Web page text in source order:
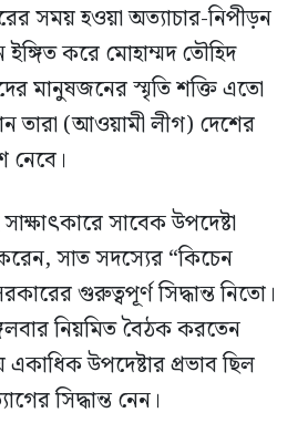
সময় হওয়া অত্যাচার-নিপীড়ন
করে মোহাম্মদ তৌহিদ
মানুষজনের স্মৃতি শক্তি এতো
তারা (আওয়ামী লীগ) দেশের
নেবে।
সাবেক উপদেষ্টা
সাত সদস্যের “কিচেন
গুরুত্বপূর্ণ সিদ্ধান্ত নিতো।
নিয়মিত বৈঠক করতেন
একাধিক উপদেষ্টার প্রভাব ছিল
সিদ্ধান্ত নেন।